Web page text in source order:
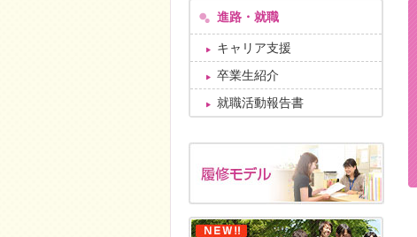
進路・就職
キャリア支援
卒業生紹介
就職活動報告書